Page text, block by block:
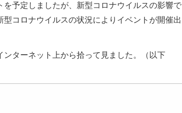
を予定しましたが、新型コロナウイルスの影響で
コロナウイルスの状況によりイベントが開催出
ンターネット上から拾って見ました。（以下